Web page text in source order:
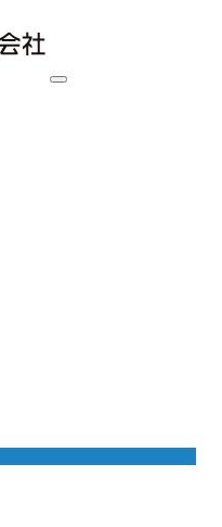
シャルパート
ンよりアビスパ福岡のオ